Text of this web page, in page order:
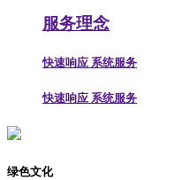
服务理念
快速响应 系统服务
快速响应 系统服务
绿色文化